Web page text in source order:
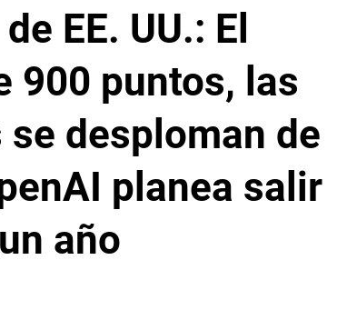
EE. UU.: El
900 puntos, las
desploman de
planea salir
año